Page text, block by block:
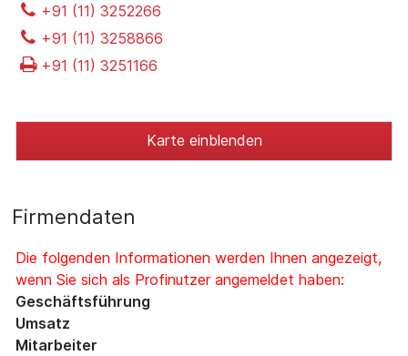
+91 (11) 3252266
+91 (11) 3258866
+91 (11) 3251166
Karte einblenden
Firmendaten
Die folgenden Informationen werden Ihnen angezeigt,
wenn Sie sich als Profinutzer angemeldet haben:
Geschäftsführung
Umsatz
Mitarbeiter